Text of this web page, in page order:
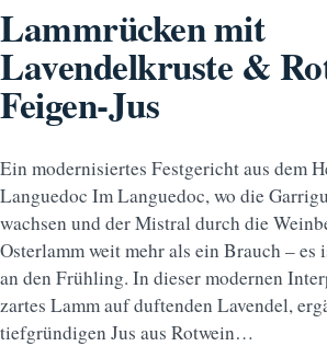
Lammrücken mit
Lavendelkruste &
Feigen-Jus
Ein modernisiertes Festgericht aus dem
Languedoc Im Languedoc, wo die
wachsen und der Mistral durch die
Osterlamm weit mehr als ein Brauch – es
an den Frühling. In dieser modernen
zartes Lamm auf duftenden Lavendel,
tiefgründigen Jus aus Rotwein…